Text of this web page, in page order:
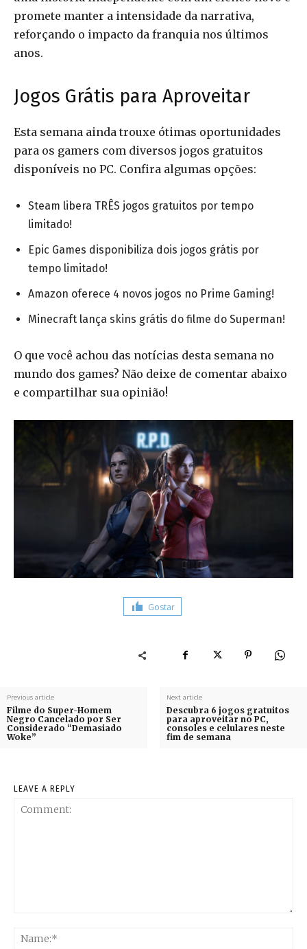
promete manter a intensidade da narrativa,
reforçando o impacto da franquia nos últimos
anos.
Jogos Grátis para Aproveitar
Esta semana ainda trouxe ótimas oportunidades
para os gamers com diversos jogos gratuitos
disponíveis no PC. Confira algumas opções:
Steam libera TRÊS jogos gratuitos por tempo
limitado!
Epic Games disponibiliza dois jogos grátis por
tempo limitado!
Amazon oferece 4 novos jogos no Prime Gaming!
Minecraft lança skins grátis do filme do Superman!
O que você achou das notícias desta semana no
mundo dos games? Não deixe de comentar abaixo
e compartilhar sua opinião!
Gostar
Previous article
Filme do Super-Homem
Negro Cancelado por Ser
Considerado “Demasiado
Woke”
Next article
Descubra 6 jogos gratuitos
para aproveitar no PC,
consoles e celulares neste
fim de semana
LEAVE A REPLY